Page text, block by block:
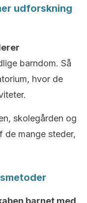
udforskning
barndom. Så
hvor de
skolegården og
de mange steder,
barnet med